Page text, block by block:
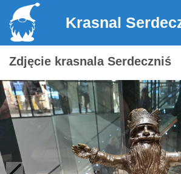
Krasnal
Zdjęcie krasnala Serdeczniś